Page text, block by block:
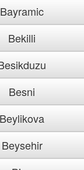
Bayramic
Bekilli
Besni
Beylikova
Beysehir